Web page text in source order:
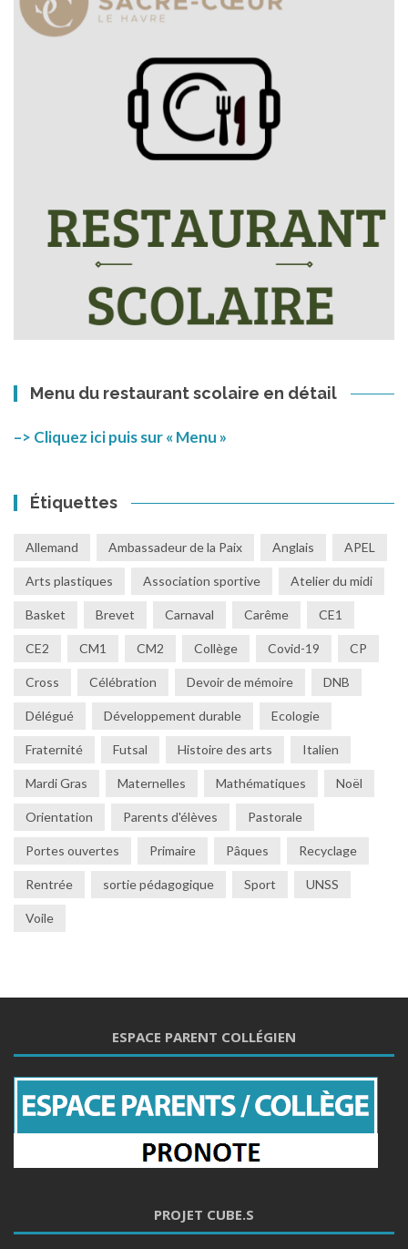
Menu du restaurant scolaire en détail
–> Cliquez ici puis sur « Menu »
Étiquettes
Allemand Ambassadeur de la Paix Anglais APEL
Arts plastiques Association sportive Atelier du midi
Basket Brevet Carnaval Carême CE1
CE2 CM1 CM2 Collège Covid-19 CP
Cross Célébration Devoir de mémoire DNB
Délégué Développement durable Ecologie
Fraternité Futsal Histoire des arts Italien
Mardi Gras Maternelles Mathématiques Noël
Orientation Parents d'élèves Pastorale
Portes ouvertes Primaire Pâques Recyclage
Rentrée sortie pédagogique Sport UNSS
Voile
ESPACE PARENT COLLÉGIEN
PROJET CUBE.S